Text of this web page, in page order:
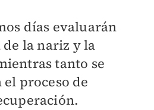
días evaluarán
de la nariz y la
tanto se
proceso de